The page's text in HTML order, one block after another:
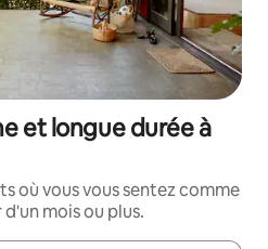
et longue durée à
où vous vous sentez comme
mois ou plus.